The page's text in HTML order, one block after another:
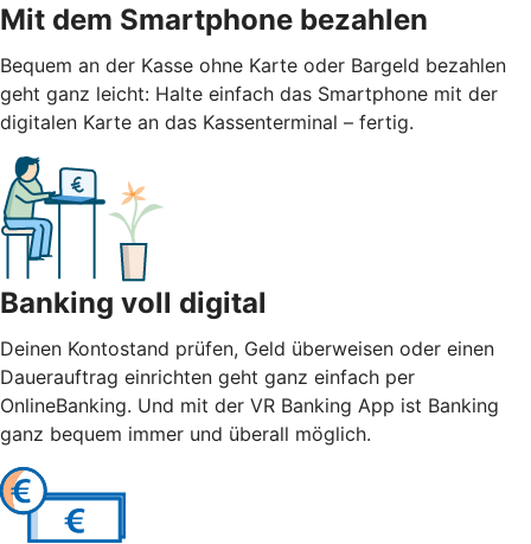
Mit dem Smartphone bezahlen
Bequem an der Kasse ohne Karte oder Bargeld bezahlen
geht ganz leicht: Halte einfach das Smartphone mit der
digitalen Karte an das Kassenterminal – fertig.
Banking voll digital
Deinen Kontostand prüfen, Geld überweisen oder einen
Dauerauftrag einrichten geht ganz einfach per
OnlineBanking. Und mit der VR Banking App ist Banking
ganz bequem immer und überall möglich.